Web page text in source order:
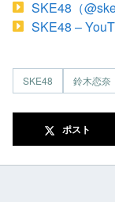
SKE48（
SKE48 –
SKE48 鈴木恋奈
ポスト